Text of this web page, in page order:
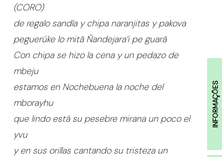
INFORMAÇÕES
(CORO)
de regalo sandía y chipa naranjitas y pakova
peguerúke lo mitâ Ñandejara’i pe guarâ
Con chipa se hizo la cena y un pedazo de
mbeju
estamos en Nochebuena la noche del
mborayhu
que lindo está su pesebre mirana un poco el
yvu
y en sus orillas cantando su tristeza un